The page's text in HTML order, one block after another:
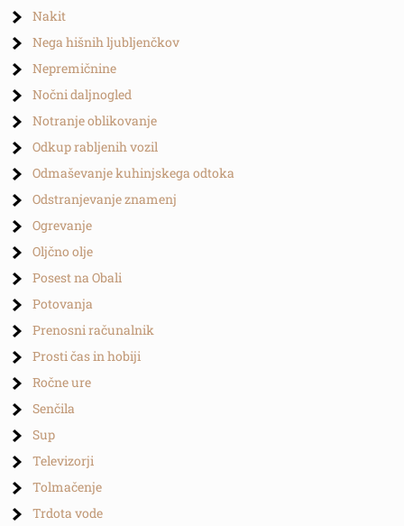
Nakit
Nega hišnih ljubljenčkov
Nepremičnine
Nočni daljnogled
Notranje oblikovanje
Odkup rabljenih vozil
Odmaševanje kuhinjskega odtoka
Odstranjevanje znamenj
Ogrevanje
Oljčno olje
Posest na Obali
Potovanja
Prenosni računalnik
Prosti čas in hobiji
Ročne ure
Senčila
Sup
Televizorji
Tolmačenje
Trdota vode